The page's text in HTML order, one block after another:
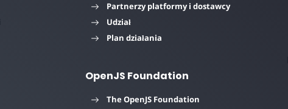
Partnerzy platformy i dostawcy
Udział
Plan działania
OpenJS Foundation
The OpenJS Foundation